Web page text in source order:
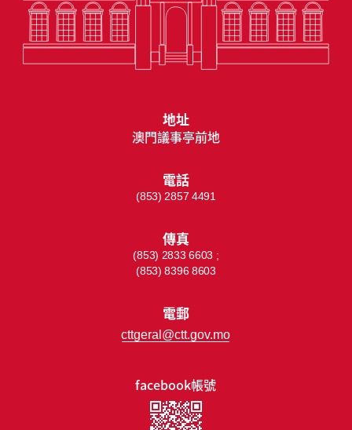
facebook帳號
地址
澳門議事亭前地
電話
(853) 2857 4491
傳真
(853) 2833 6603 ;
(853) 8396 8603
電郵
cttgeral@ctt.gov.mo